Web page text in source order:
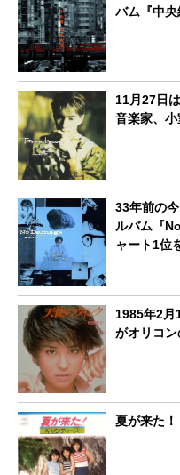
バム『中
11月27日
音楽家、
33年前の
ルバム『
ャート1位
1985年2月
がオリコ
夏が来た！